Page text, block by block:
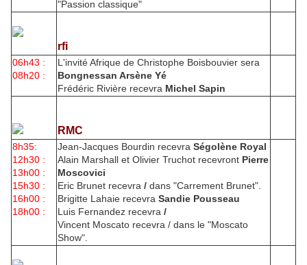
"Passion classique"
rfi
06h43 :
08h20 :
L'invité Afrique de Christophe Boisbouvier sera
Bongnessan Arsène Yé
Frédéric Rivière recevra Michel Sapin
RMC
8h35:
12h30 :
13h00 :
15h30 :
16h00 :
18h00 :
Jean-Jacques Bourdin recevra Ségolène Royal
Alain Marshall et Olivier Truchot recevront Pierre
Moscovici
Eric Brunet recevra / dans "Carrement Brunet".
Brigitte Lahaie recevra Sandie Pousseau
Luis Fernandez recevra /
Vincent Moscato recevra / dans le "Moscato
Show".